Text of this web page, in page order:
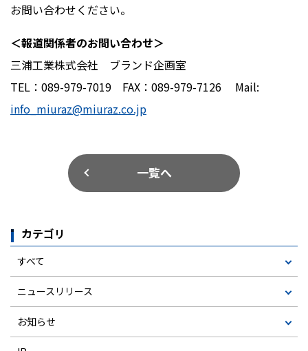
お問い合わせください。
＜報道関係者のお問い合わせ＞
三浦工業株式会社 ブランド企画室
TEL ： 089-979-7019 FAX ： 089-979-7126 Mail:
info_miuraz@miuraz.co.jp
一覧へ
カテゴリ
すべて
ニュースリリース
お知らせ